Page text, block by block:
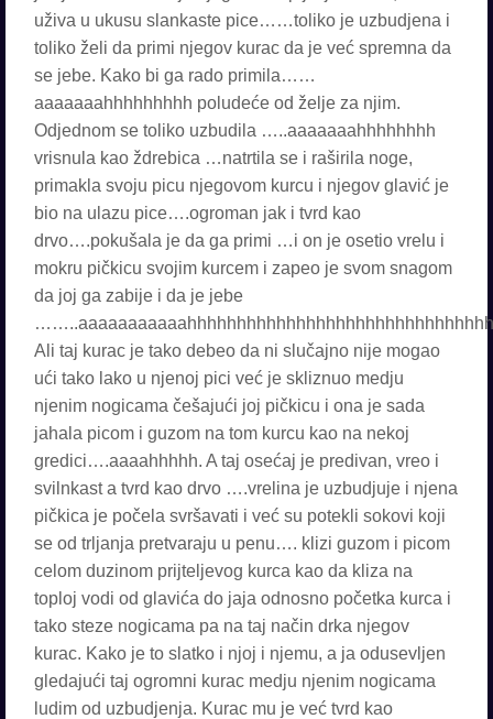
uživa u ukusu slankaste pice……toliko je uzbudjena i
toliko želi da primi njegov kurac da je već spremna da
se jebe. Kako bi ga rado primila……
aaaaaaahhhhhhhhh poludeće od želje za njim.
Odjednom se toliko uzbudila …..aaaaaaahhhhhhhh
vrisnula kao ždrebica …natrtila se i raširila noge,
primakla svoju picu njegovom kurcu i njegov glavić je
bio na ulazu pice….ogroman jak i tvrd kao
drvo….pokušala je da ga primi …i on je osetio vrelu i
mokru pičkicu svojim kurcem i zapeo je svom snagom
da joj ga zabije i da je jebe
Ali taj kurac je tako debeo da ni slučajno nije mogao
ući tako lako u njenoj pici već je skliznuo medju
njenim nogicama češajući joj pičkicu i ona je sada
jahala picom i guzom na tom kurcu kao na nekoj
gredici….aaaahhhhh. A taj osećaj je predivan, vreo i
svilnkast a tvrd kao drvo ….vrelina je uzbudjuje i njena
pičkica je počela svršavati i već su potekli sokovi koji
se od trljanja pretvaraju u penu…. klizi guzom i picom
celom duzinom prijteljevog kurca kao da kliza na
toploj vodi od glavića do jaja odnosno početka kurca i
tako steze nogicama pa na taj način drka njegov
kurac. Kako je to slatko i njoj i njemu, a ja odusevljen
gledajući taj ogromni kurac medju njenim nogicama
ludim od uzbudjenja. Kurac mu je već tvrd kao